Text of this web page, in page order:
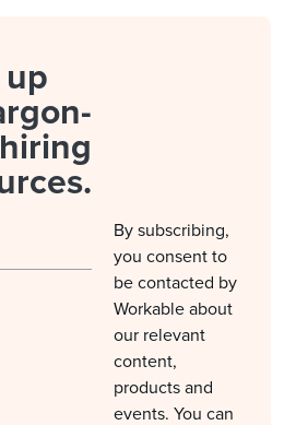
By subscribing,
you consent to
be contacted by
Workable about
our relevant
content,
products and
events. You can